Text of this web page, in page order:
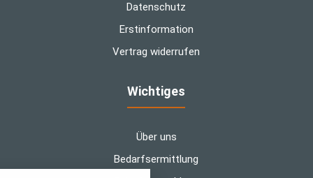
Datenschutz
Erstinformation
Vertrag widerrufen
Wichtiges
Über uns
Bedarfsermittlung